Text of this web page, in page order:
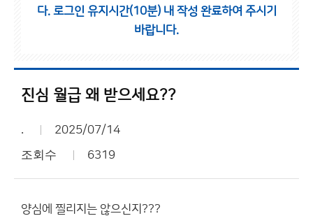
다. 로그인 유지시간(10분) 내 작성 완료하여 주시기
바랍니다.
진심 월급 왜 받으세요??
. 2025/07/14
조회수 6319
양심에 찔리지는 않으신지???